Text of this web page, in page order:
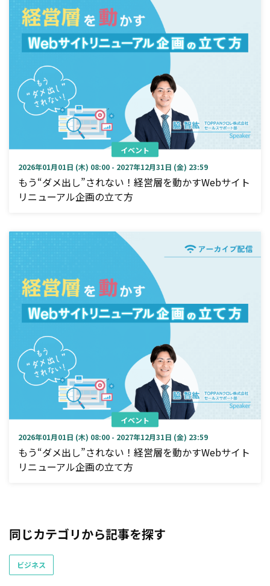
イベント
2026年01月01日 (木) 08:00 - 2027年12月31日 (金) 23:59
もう“ダメ出し”されない！経営層を動かすWebサイト
リニューアル企画の立て方
イベント
2026年01月01日 (木) 08:00 - 2027年12月31日 (金) 23:59
もう“ダメ出し”されない！経営層を動かすWebサイト
リニューアル企画の立て方
同じカテゴリから記事を探す
ビジネス